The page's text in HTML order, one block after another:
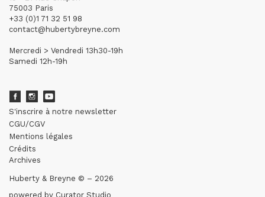
75003 Paris
+33 (0)1 71 32 51 98
contact@hubertybreyne.com
Mercredi > Vendredi 13h30-19h
Samedi 12h-19h
S'inscrire à notre newsletter
CGU/CGV
Mentions légales
Crédits
Archives
Huberty & Breyne © – 2026
powered by Curator Studio